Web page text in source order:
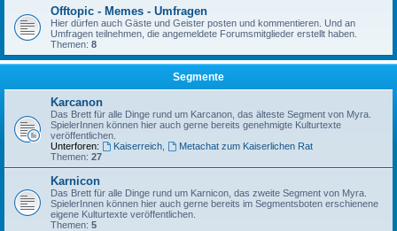
Offtopic - Memes - Umfragen
Hier dürfen auch Gäste und Geister posten und kommentieren. Und an
Umfragen teilnehmen, die angemeldete Forumsmitglieder erstellt haben.
Themen: 8
Segmente
Karcanon
Das Brett für alle Dinge rund um Karcanon, das älteste Segment von Myra.
SpielerInnen können hier auch gerne bereits genehmigte Kulturtexte
veröffentlichen.
Unterforen:
Kaiserreich,
Metachat zum Kaiserlichen Rat
Themen: 27
Karnicon
Das Brett für alle Dinge rund um Karnicon, das zweite Segment von Myra.
SpielerInnen können hier auch gerne bereits im Segmentsboten erschienene
eigene Kulturtexte veröffentlichen.
Themen: 5